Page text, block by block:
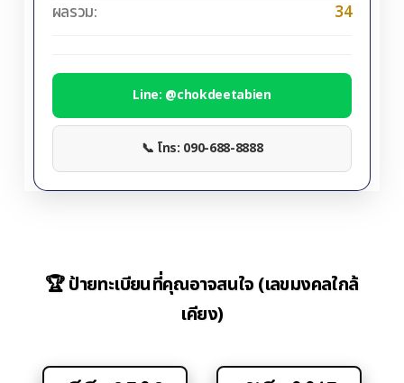
ผลรวม:
34
Line: @chokdeetabien
📞 โทร: 090-688-8888
🏆 ป้ายทะเบียนที่คุณอาจสนใจ (เลขมงคลใกล้
เคียง)